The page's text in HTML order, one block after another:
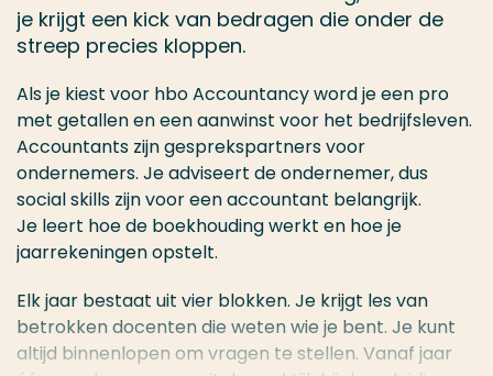
je krijgt een kick van bedragen die onder de
streep precies kloppen.
Als je kiest voor hbo Accountancy word je een pro
met getallen en een aanwinst voor het bedrijfsleven.
Accountants zijn gesprekspartners voor
ondernemers. Je adviseert de ondernemer, dus
social skills zijn voor een accountant belangrijk.
Je leert hoe de boekhouding werkt en hoe je
jaarrekeningen opstelt.
Elk jaar bestaat uit vier blokken. Je krijgt les van
betrokken docenten die weten wie je bent. Je kunt
altijd binnenlopen om vragen te stellen. Vanaf jaar